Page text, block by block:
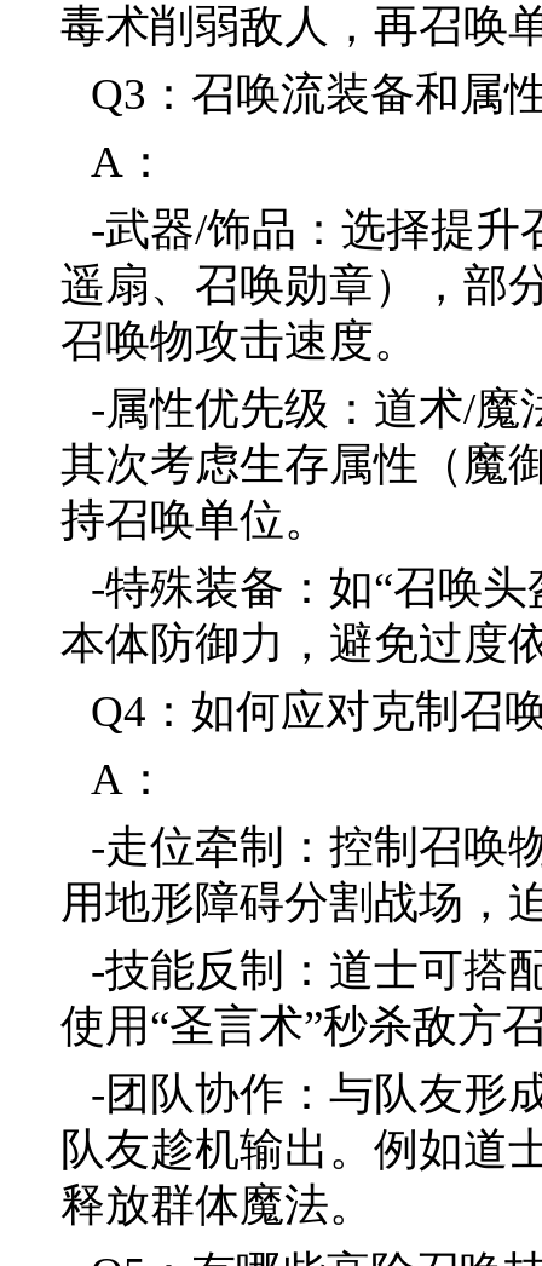
毒术削弱敌人，再召唤
Q3：召唤流装备和属
A：
-武器/饰品：选择提升
遥扇、召唤勋章），部
召唤物攻击速度。
-属性优先级：道术/魔
其次考虑生存属性（魔
持召唤单位。
-特殊装备：如“召唤
本体防御力，避免过度
Q4：如何应对克制召
A：
-走位牵制：控制召唤
用地形障碍分割战场，
-技能反制：道士可搭
使用“圣言术”秒杀敌方
-团队协作：与队友
队友趁机输出。例如道
释放群体魔法。